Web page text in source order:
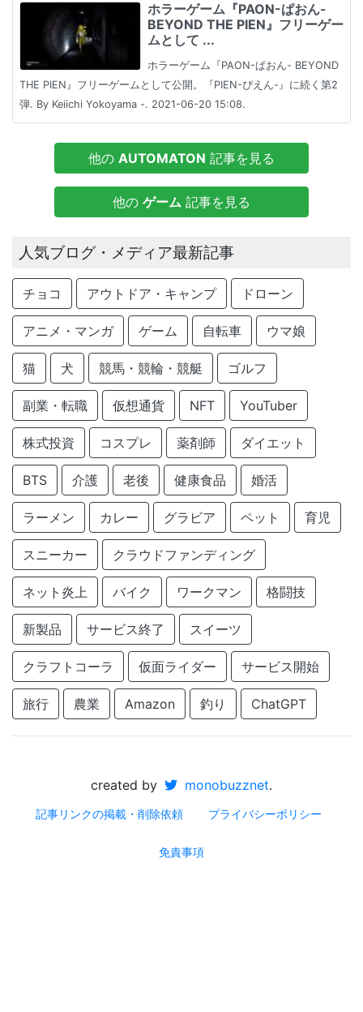
ホラーゲーム『PAON-ぱおん-
BEYOND THE PIEN』フリーゲー
ムとして ...
ホラーゲーム『PAON-ぱおん- BEYOND
THE PIEN』フリーゲームとして公開。『PIEN-ぴえん-』に続く第2
弾. By Keiichi Yokoyama -. 2021-06-20 15:08.
他の AUTOMATON 記事を見る
他の ゲーム 記事を見る
人気ブログ・メディア最新記事
チョコ アウトドア・キャンプ ドローン
アニメ・マンガ ゲーム 自転車 ウマ娘
猫 犬 競馬・競輪・競艇 ゴルフ
副業・転職 仮想通貨 NFT YouTuber
株式投資 コスプレ 薬剤師 ダイエット
BTS 介護 老後 健康食品 婚活
ラーメン カレー グラビア ペット 育児
スニーカー クラウドファンディング
ネット炎上 バイク ワークマン 格闘技
新製品 サービス終了 スイーツ
クラフトコーラ 仮面ライダー サービス開始
旅行 農業 Amazon 釣り ChatGPT
created by monobuzznet.
記事リンクの掲載・削除依頼 プライバシーポリシー
免責事項